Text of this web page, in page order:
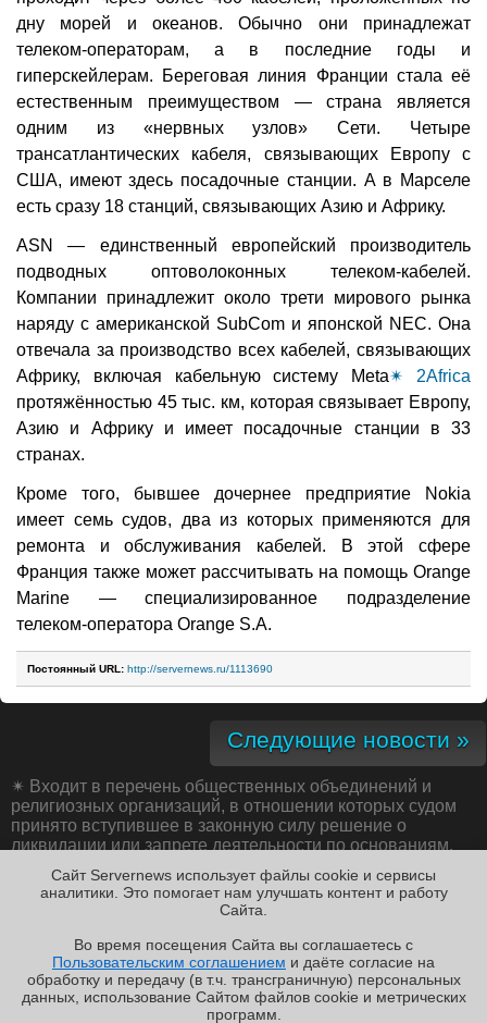
✖
дну морей и океанов. Обычно они принадлежат
телеком-операторам, а в последние годы и
гиперскейлерам. Береговая линия Франции стала её
естественным преимуществом — страна является
одним из «нервных узлов» Сети. Четыре
трансатлантических кабеля, связывающих Европу с
США, имеют здесь посадочные станции. А в Марселе
есть сразу 18 станций, связывающих Азию и Африку.
ASN — единственный европейский производитель
подводных оптоволоконных телеком-кабелей.
Компании принадлежит около трети мирового рынка
наряду с американской SubCom и японской NEC. Она
отвечала за производство всех кабелей, связывающих
Африку, включая кабельную систему Meta✴
2Africa
протяжённостью 45 тыс. км, которая связывает Европу,
Азию и Африку и имеет посадочные станции в 33
странах.
Кроме того, бывшее дочернее предприятие Nokia
имеет семь судов, два из которых применяются для
ремонта и обслуживания кабелей. В этой сфере
Франция также может рассчитывать на помощь Orange
Marine — специализированное подразделение
телеком-оператора Orange S.A.
Постоянный URL: http://servernews.ru/1113690
Следующие новости »
✴ Входит в перечень общественных объединений и
религиозных организаций, в отношении которых судом
принято вступившее в законную силу решение о
ликвидации или запрете деятельности по основаниям,
№ 114-ФЗ «О противодействии экстремистской
деятельности»;
РЕКЛАМА • ООО «ЛАБОРАТОРИЯ ЧИСЛИТЕЛЬ»
Copyright ©2010-2026
Servernews.Пользовательское
соглашение
Сайт Servernews использует файлы cookie и сервисы
аналитики. Это помогает нам улучшать контент и работу
Cайта.
Во время посещения Cайта вы соглашаетесь с
Пользовательским соглашением и даёте согласие на
обработку и передачу (в т.ч. трансграничную) персональных
данных, использование Cайтом файлов cookie и метрических
программ.